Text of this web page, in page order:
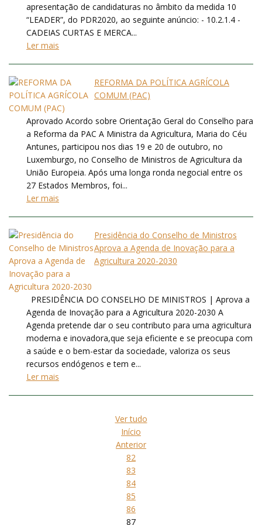
apresentação de candidaturas no âmbito da medida 10
“LEADER”, do PDR2020, ao seguinte anúncio: - 10.2.1.4 -
CADEIAS CURTAS E MERCA...
Ler mais
REFORMA DA POLÍTICA AGRÍCOLA
COMUM (PAC)
Aprovado Acordo sobre Orientação Geral do Conselho para
a Reforma da PAC A Ministra da Agricultura, Maria do Céu
Antunes, participou nos dias 19 e 20 de outubro, no
Luxemburgo, no Conselho de Ministros de Agricultura da
União Europeia. Após uma longa ronda negocial entre os
27 Estados Membros, foi...
Ler mais
Presidência do Conselho de Ministros
Aprova a Agenda de Inovação para a
Agricultura 2020-2030
PRESIDÊNCIA DO CONSELHO DE MINISTROS | Aprova a
Agenda de Inovação para a Agricultura 2020-2030 A
Agenda pretende dar o seu contributo para uma agricultura
moderna e inovadora,que seja eficiente e se preocupa com
a saúde e o bem-estar da sociedade, valoriza os seus
recursos endógenos e tem e...
Ler mais
Ver tudo
Início
Anterior
82
83
84
85
86
87